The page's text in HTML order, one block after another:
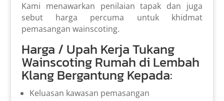
Kami menawarkan penilaian tapak dan juga
sebut harga percuma untuk khidmat
pemasangan wainscoting.
Harga / Upah Kerja Tukang
Wainscoting Rumah di Lembah
Klang Bergantung Kepada:
Keluasan kawasan pemasangan